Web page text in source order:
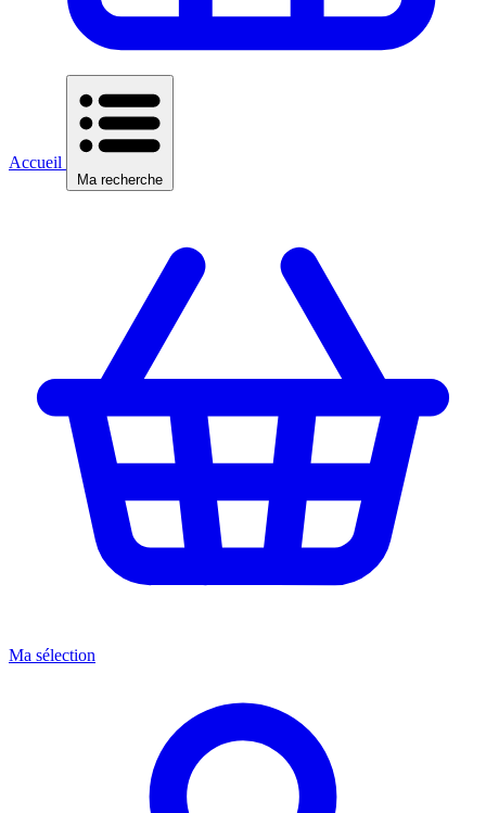
Accueil
Ma recherche
Ma sélection